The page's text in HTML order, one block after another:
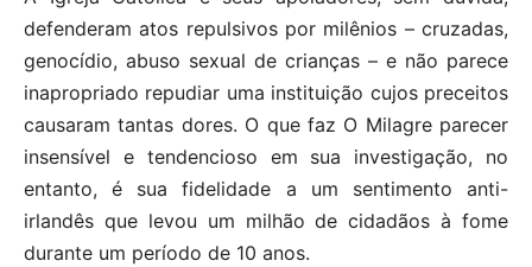
defenderam atos repulsivos por milênios – cruzadas,
genocídio, abuso sexual de crianças – e não parece
inapropriado repudiar uma instituição cujos preceitos
causaram tantas dores. O que faz O Milagre parecer
insensível e tendencioso em sua investigação, no
entanto, é sua fidelidade a um sentimento anti-
irlandês que levou um milhão de cidadãos à fome
durante um período de 10 anos.